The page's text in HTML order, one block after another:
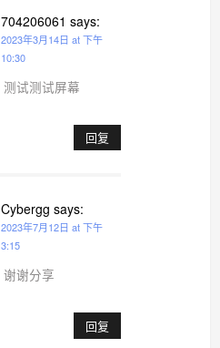
704206061 says:
2023年3月14日 at 下午
10:30
测试测试屏幕
回复
Cybergg says:
2023年7月12日 at 下午
3:15
谢谢分享
回复